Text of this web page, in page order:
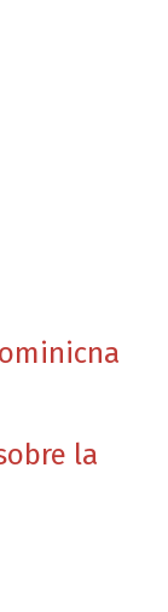
la